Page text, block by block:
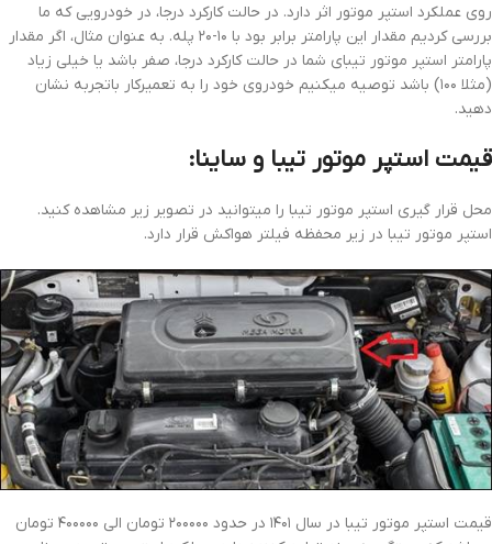
روی عملکرد استپر موتور اثر دارد. در حالت کارکرد درجا، در خودرویی که ما
بررسی کردیم مقدار این پارامتر برابر بود با ۱۰-۲۰ پله. به عنوان مثال، اگر مقدار
پارامتر استپر موتور تیبای شما در حالت کارکرد درجا، صفر باشد یا خیلی زیاد
(مثلا ۱۰۰) باشد توصیه میکنیم خودروی خود را به تعمیرکار باتجربه نشان
دهید.
قیمت استپر موتور تیبا و ساینا:
محل قرار گیری استپر موتور تیبا را میتوانید در تصویر زیر مشاهده کنید.
استپر موتور تیبا در زیر محفظه فیلتر هواکش قرار دارد.
قیمت استپر موتور تیبا در سال ۱۴۰۱ در حدود ۲۰۰۰۰۰ تومان الی ۴۰۰۰۰۰ تومان